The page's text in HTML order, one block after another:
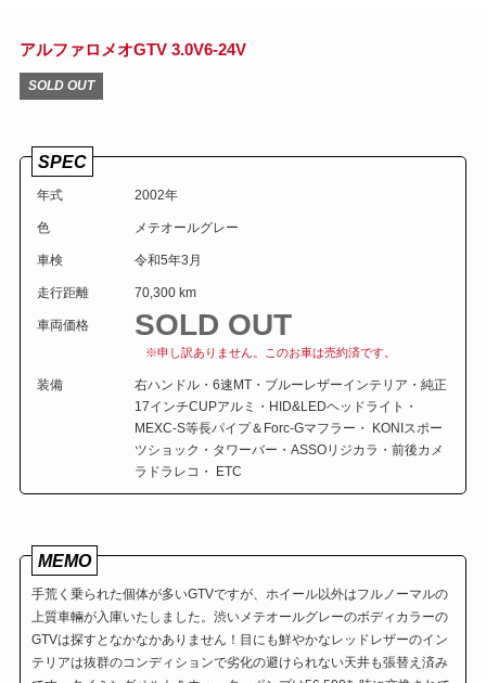
アルファロメオGTV 3.0V6-24V
SOLD OUT
SPEC
年式 2002年
色 メテオールグレー
車検 令和5年3月
走行距離 70,300 km
車両価格 SOLD OUT
※申し訳ありません。このお車は売約済です。
装備
右ハンドル・6速MT・ブルーレザーインテリア・純正
17インチCUPアルミ・HID&LEDヘッドライト・
MEXC-S等長パイプ＆Forc-Gマフラー・ KONIスポー
ツショック・タワーバー・ASSOリジカラ・前後カメ
ラドラレコ・ ETC
MEMO
手荒く乗られた個体が多いGTVですが、ホイール以外はフルノーマルの
上質車輛が入庫いたしました。渋いメテオールグレーのボディカラーの
GTVは探すとなかなかありません！目にも鮮やかなレッドレザーのイン
テリアは抜群のコンディションで劣化の避けられない天井も張替え済み